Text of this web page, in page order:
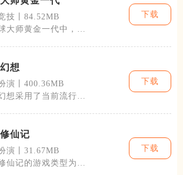
技丨84.52MB
大师黄金一代中，玩
下载
想
演丨400.36MB
想采用了当前流行的
下载
仙记
演丨31.67MB
仙记的游戏类型为角
下载